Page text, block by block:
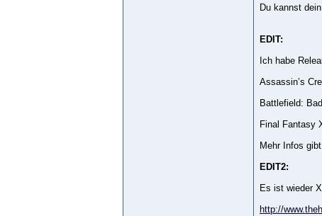
Du kannst
EDIT:
Ich habe
Assassin’s
Battlefield:
Final Fantasy
Mehr Infos
EDIT2:
Es ist wieder
http://